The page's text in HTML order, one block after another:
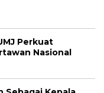
Perkuat
Nasional